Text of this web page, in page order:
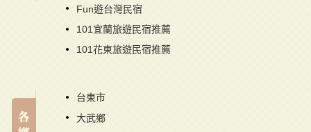
Fun遊台灣民宿
101宜蘭旅遊民宿推薦
101花東旅遊民宿推薦
台東市
大武鄉